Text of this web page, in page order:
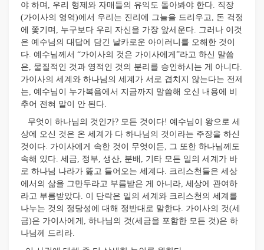
야 하며, 우리 형제와 자매들의 유익도 돌아봐야 한다. 직장
(가이사의 영역)에서 우리는 진리에 그늘을 드리우고, 돈 걱정
에 쫓기며, 누구보다 우리 자신을 가장 앞세운다. 그러나 이것
은 예수님의 대답에 담긴 날카로운 아이러니를 오해한 것이
다. 예수님께서 “가이사의 것은 가이사에게”라고 하신 말씀
은, 물질적인 것과 영적인 것의 분리를 승인하시는 게 아니다.
가이사의 세계와 하나님의 세계가 서로 겹치지 않는다는 전제
는, 예수님이 누가복음에서 지금까지 말씀해 오신 내용에 비
추어 전혀 말이 안 된다.
무엇이 하나님의 것인가? 모든 것이다! 예수님이 왕으로 세
상에 오신 것은 온 세계가 다 하나님의 것이라는 주장을 하신
것이다. 가이사에게 속한 것이 무엇이든, 그 또한 하나님께도
속해 있다. 세금, 정부, 생산, 분배, 기타 모든 일의 세계가 바
로 하나님 나라가 뚫고 들어오는 세계다. 크리스천들은 세상
에서의 삶을 그만두라고 부름받은 게 아니라, 세상에 관여하
라고 부름받았다. 이 단락은 일의 세계와 크리스천의 세계를
나누는 것의 정당성에 대해 정반대로 말한다. 가이사의 것(세
금)은 가이사에게, 하나님의 것(세금을 포함한 모든 것)은 하
나님께 드리라.